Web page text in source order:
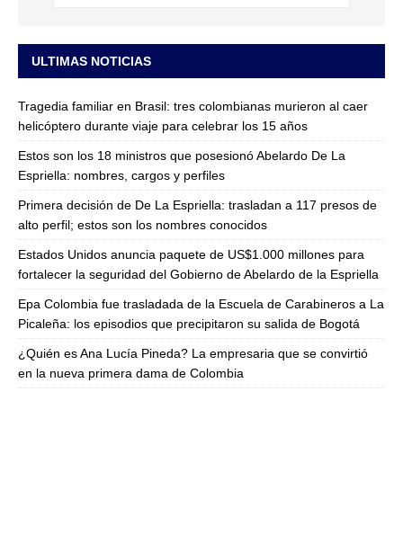
ULTIMAS NOTICIAS
Tragedia familiar en Brasil: tres colombianas murieron al caer
helicóptero durante viaje para celebrar los 15 años
Estos son los 18 ministros que posesionó Abelardo De La
Espriella: nombres, cargos y perfiles
Primera decisión de De La Espriella: trasladan a 117 presos de
alto perfil; estos son los nombres conocidos
Estados Unidos anuncia paquete de US$1.000 millones para
fortalecer la seguridad del Gobierno de Abelardo de la Espriella
Epa Colombia fue trasladada de la Escuela de Carabineros a La
Picaleña: los episodios que precipitaron su salida de Bogotá
¿Quién es Ana Lucía Pineda? La empresaria que se convirtió
en la nueva primera dama de Colombia